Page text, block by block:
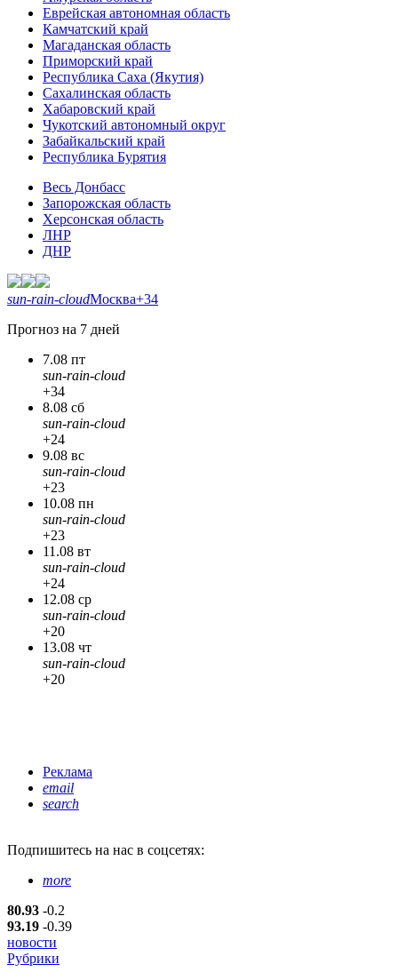
Еврейская автономная область
Камчатский край
Магаданская область
Приморский край
Республика Саха (Якутия)
Сахалинская область
Хабаровский край
Чукотский автономный округ
Забайкальский край
Республика Бурятия
Весь Донбасс
Запорожская область
Херсонская область
ЛНР
ДНР
sun-rain-cloudМосква+34
Прогноз на 7 дней
7.08 пт
sun-rain-cloud
+34
8.08 сб
sun-rain-cloud
+24
9.08 вс
sun-rain-cloud
+23
10.08 пн
sun-rain-cloud
+23
11.08 вт
sun-rain-cloud
+24
12.08 ср
sun-rain-cloud
+20
13.08 чт
sun-rain-cloud
+20
Реклама
email
search
Подпишитесь на нас в соцсетях:
more
80.93 -0.2
93.19 -0.39
новости
Рубрики